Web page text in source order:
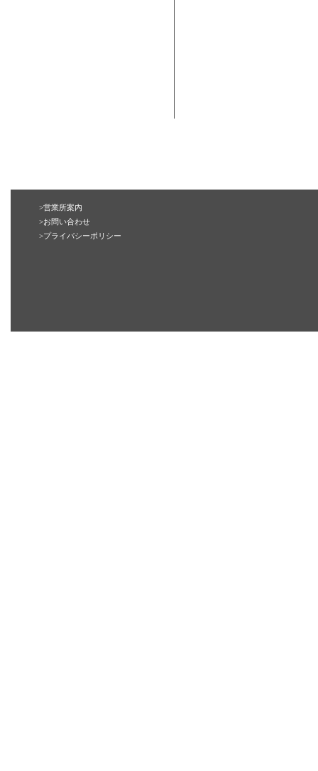
>営業所案内
>お問い合わせ
>プライバシーポリシー